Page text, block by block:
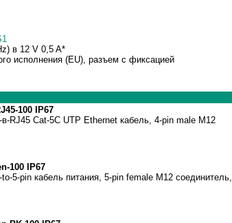
в 12 V 0,5 A*
исполнения (EU), разъем с фиксацией
100 IP67
RJ45 Cat-5C UTP Ethernet кабель, 4-pin male M12
100 IP67
5-pin кабель питания, 5-pin female M12 соединитель,